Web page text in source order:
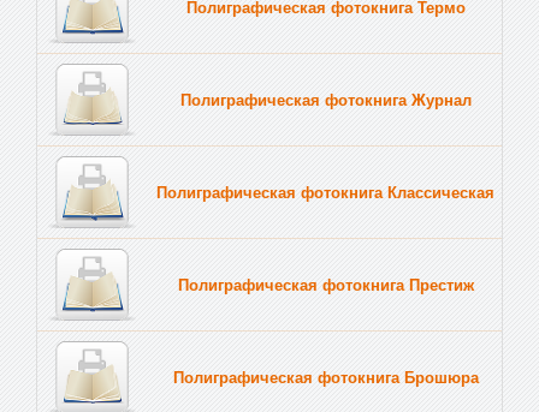
Полиграфическая фотокнига Термо
Полиграфическая фотокнига Журнал
Полиграфическая фотокнига Классическая
Полиграфическая фотокнига Престиж
Полиграфическая фотокнига Брошюра